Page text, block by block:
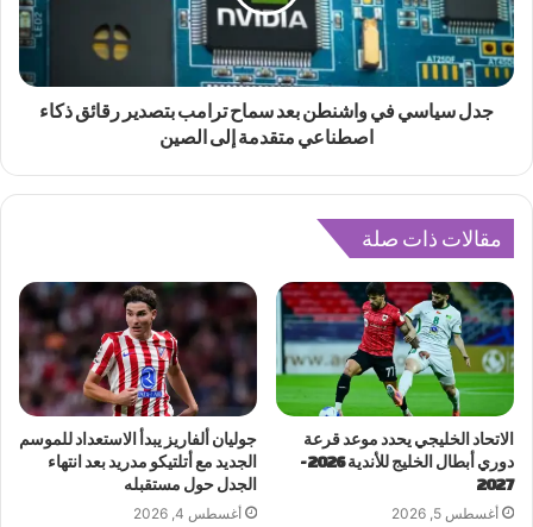
جدل سياسي في واشنطن بعد سماح ترامب بتصدير رقائق ذكاء
اصطناعي متقدمة إلى الصين
مقالات ذات صلة
الاتحاد الخليجي يحدد موعد قرعة
دوري أبطال الخليج للأندية 2026-
2027
أغسطس 5, 2026
جوليان ألفاريز يبدأ الاستعداد للموسم
الجديد مع أتلتيكو مدريد بعد انتهاء
الجدل حول مستقبله
أغسطس 4, 2026